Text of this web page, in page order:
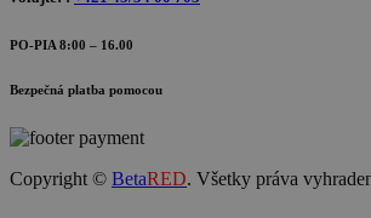
PO-PIA 8:00 – 16.00
Bezpečná platba pomocou
Copyright © BetaRED. Všetky práva